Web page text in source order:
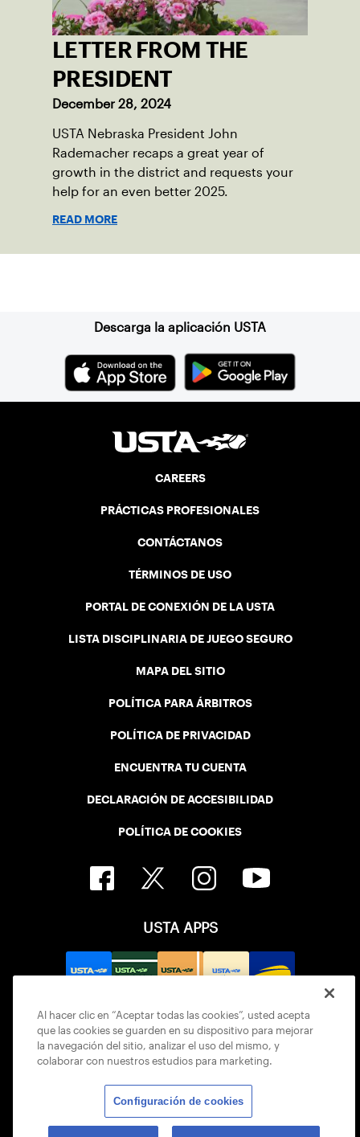
LETTER FROM THE
PRESIDENT
December 28, 2024
USTA Nebraska President John
Rademacher recaps a great year of
growth in the district and requests your
help for an even better 2025.
READ MORE
Descarga la aplicación USTA
CAREERS
PRÁCTICAS PROFESIONALES
CONTÁCTANOS
TÉRMINOS DE USO
PORTAL DE CONEXIÓN DE LA USTA
LISTA DISCIPLINARIA DE JUEGO SEGURO
MAPA DEL SITIO
POLÍTICA PARA ÁRBITROS
POLÍTICA DE PRIVACIDAD
ENCUENTRA TU CUENTA
DECLARACIÓN DE ACCESIBILIDAD
POLÍTICA DE COOKIES
USTA APPS
© 2026 USTA ALL RIGHTS RESERVED
Al hacer clic en “Aceptar todas las cookies”, usted acepta
que las cookies se guarden en su dispositivo para mejorar
la navegación del sitio, analizar el uso del mismo, y
colaborar con nuestros estudios para marketing.
Configuración de cookies